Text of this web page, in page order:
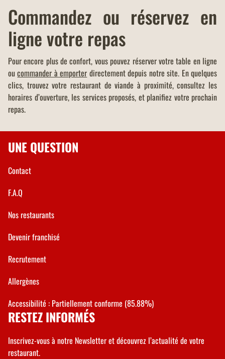
Commandez ou réservez en
ligne votre repas
Pour encore plus de confort, vous pouvez réserver votre table en ligne
oucommander à emporter directement depuis notre site. En quelques
clics, trouvez votre restaurant de viande à proximité, consultez les
horaires d’ouverture, les services proposés, et planifiez votre prochain
repas.
UNE QUESTION
Contact
F.A.Q
Nos restaurants
Devenir franchisé
Recrutement
Allergènes
Accessibilité : Partiellement conforme (85.88%)
RESTEZ INFORMÉS
Inscrivez-vous à notre Newsletter et découvrez l’actualité de votre
restaurant.